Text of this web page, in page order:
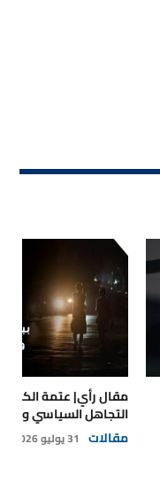
مقال رأي| عتمة
التجاهل السياسي
مقالات 31 يوليو 2026